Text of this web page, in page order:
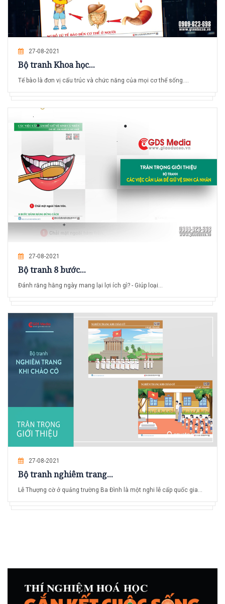
27-08-2021
Bộ tranh Khoa học...
Tế bào là đơn vị cấu trúc và chức năng của mọi cơ thể sống....
27-08-2021
Bộ tranh 8 bước...
Đánh răng hằng ngày mang lại lợi ích gì? - Giúp loại...
27-08-2021
Bộ tranh nghiêm trang...
Lễ Thượng cờ ở quảng trường Ba Đình là một nghi lễ cấp quốc gia...